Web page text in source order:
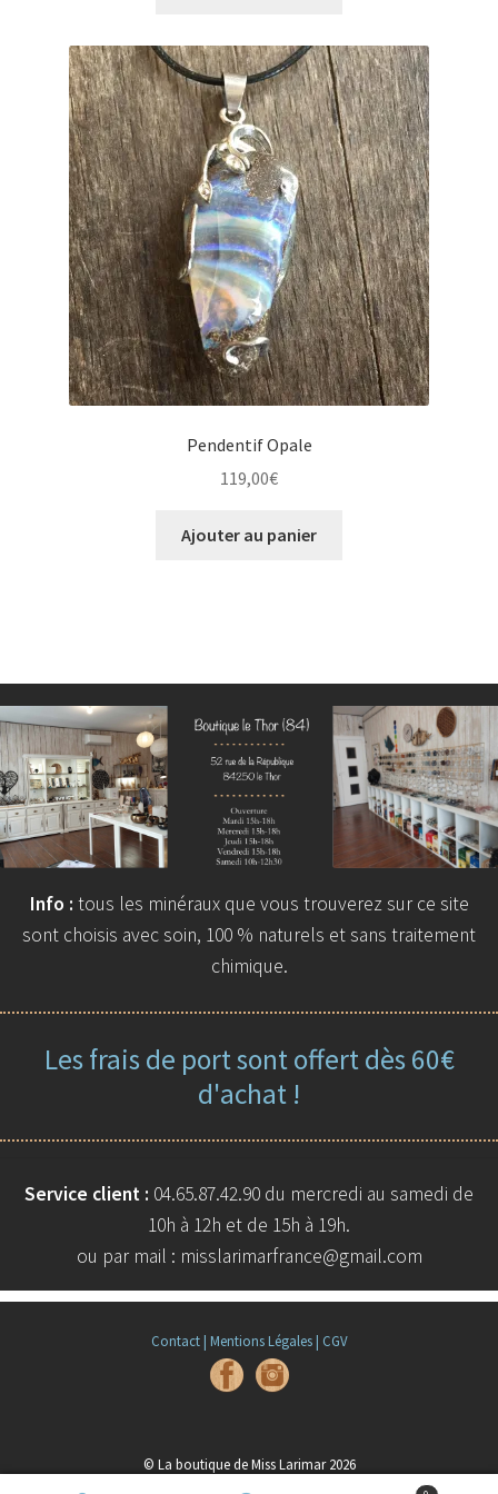
Pendentif Opale
119,00€
Ajouter au panier
Info : tous les minéraux que vous trouverez sur ce site
sont choisis avec soin, 100 % naturels et sans traitement
chimique.
Les frais de port sont offert dès 60€
d'achat !
Service client : 04.65.87.42.90 du mercredi au samedi de
10h à 12h et de 15h à 19h.
ou par mail : misslarimarfrance@gmail.com
Contact | Mentions Légales | CGV
© La boutique de Miss Larimar 2026